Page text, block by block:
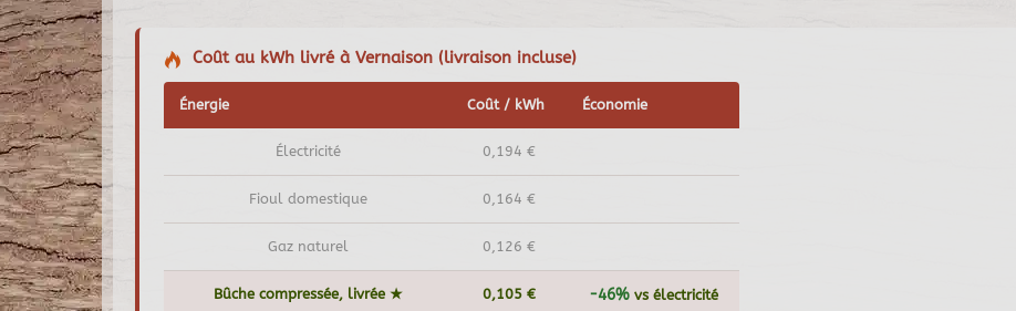
Coût au kWh livré à Vernaison (livraison incluse)
Énergie Coût / kWh Économie
Électricité 0,194 €
Fioul domestique 0,164 €
Gaz naturel 0,126 €
Bûche compressée, livrée ★ 0,105 € -46%vs électricité